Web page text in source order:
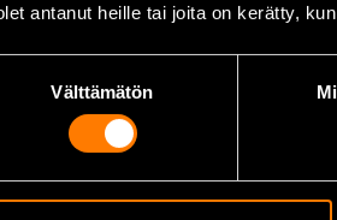
antanut heille tai joita on kerätty,
Välttämätön